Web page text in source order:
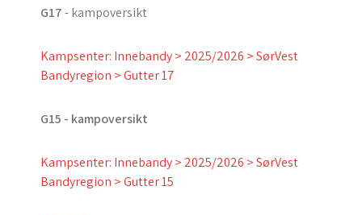
G17- kampoversikt
Kampsenter: Innebandy > 2025/2026 > SørVest
Bandyregion > Gutter 17
G15 - kampoversikt
Kampsenter: Innebandy > 2025/2026 > SørVest
Bandyregion > Gutter 15